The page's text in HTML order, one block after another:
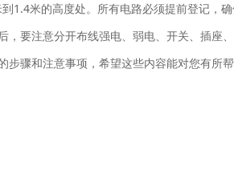
1.4米的高度处。所有电路必须提前登记，
，要注意分开布线强电、弱电、开关、插座
步骤和注意事项，希望这些内容能对您有所